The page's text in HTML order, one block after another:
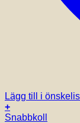
Lägg till i
+
Snabbkoll